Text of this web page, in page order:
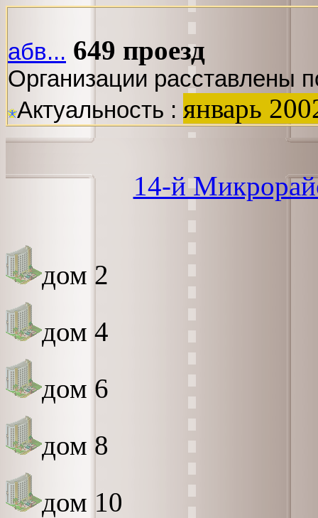
абв... 649 проезд
Организации расставлены
Актуальность : январь
14-й
дом 2
дом 4
дом 6
дом 8
дом 10